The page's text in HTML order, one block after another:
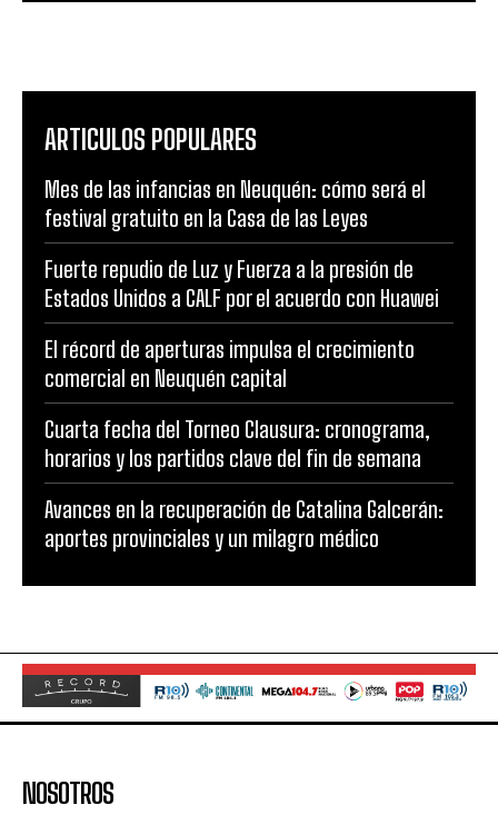
ARTICULOS POPULARES
Mes de las infancias en Neuquén: cómo será el
festival gratuito en la Casa de las Leyes
Fuerte repudio de Luz y Fuerza a la presión de
Estados Unidos a CALF por el acuerdo con Huawei
El récord de aperturas impulsa el crecimiento
comercial en Neuquén capital
Cuarta fecha del Torneo Clausura: cronograma,
horarios y los partidos clave del fin de semana
Avances en la recuperación de Catalina Galcerán:
aportes provinciales y un milagro médico
NOSOTROS